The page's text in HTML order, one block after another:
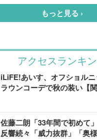
アクセスランキ
iLiFE!あいす、オフショル
ラウンコーデで秋の装い【
佐藤二朗「33年間で初めて
反響続々「威力抜群」「奥